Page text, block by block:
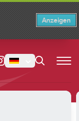
Anzeigen
Switch ×